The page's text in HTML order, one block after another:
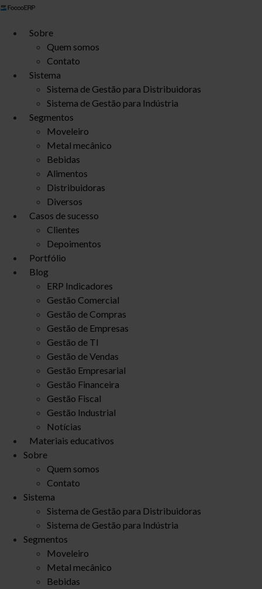
Ir
conteúdo
Sobre
Quem somos
Contato
Sistema
Sistema de Gestão para Distribuidoras
Sistema de Gestão para Indústria
Segmentos
Moveleiro
Metal mecânico
Bebidas
Alimentos
Distribuidoras
Diversos
Casos de sucesso
Clientes
Depoimentos
Portfólio
Blog
ERP Indicadores
Gestão Comercial
Gestão de Compras
Gestão de Empresas
Gestão de TI
Gestão de Vendas
Gestão Empresarial
Gestão Financeira
Gestão Fiscal
Gestão Industrial
Notícias
Materiais educativos
Sobre
Quem somos
Contato
Sistema
Sistema de Gestão para Distribuidoras
Sistema de Gestão para Indústria
Segmentos
Moveleiro
Metal mecânico
Bebidas